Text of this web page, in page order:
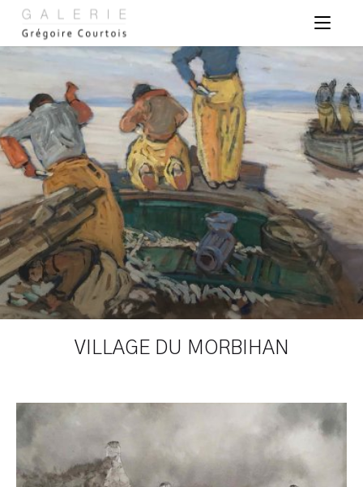
VILLAGE DU MORBIHAN
Panneau de gestion des cookies